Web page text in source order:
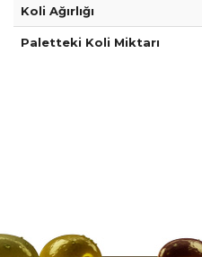
Koli Ağırlığı
Paletteki Koli Miktarı